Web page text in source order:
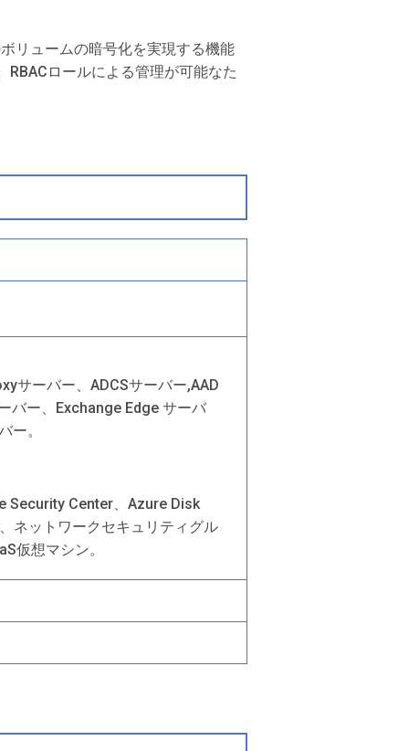
リュームの暗号化を実現する機能
ロールによる管理が可能なた
サーバー、ADCSサーバー,AAD
バー、Exchange Edge サーバ
ー。
Security Center、Azure Disk
ネットワークセキュリティグル
仮想マシン。